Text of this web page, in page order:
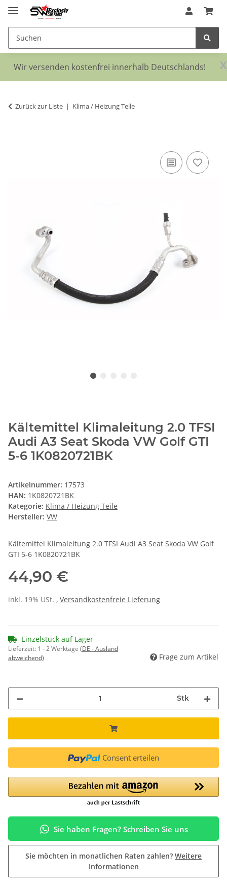
x
Wir versenden kostenfrei innerhalb Deutschlands!
Zurück zur Liste Klima / Heizung Teile
Kältemittel Klimaleitung 2.0 TFSI
Audi A3 Seat Skoda VW Golf GTI
5-6 1K0820721BK
Artikelnummer: 17573
HAN: 1K0820721BK
Kategorie: Klima / Heizung Teile
Hersteller: VW
Kältemittel Klimaleitung 2.0 TFSI Audi A3 Seat Skoda VW Golf
GTI 5-6 1K0820721BK
44,90 €
inkl. 19% USt. , Versandkostenfreie Lieferung
Einzelstück auf Lager
Lieferzeit: 1 - 2 Werktage (DE - Ausland
abweichend)
Frage zum Artikel
Stk
Consent erteilen
Sie haben Fragen? Schreiben Sie uns
Sie möchten in monatlichen Raten zahlen? Weitere
Informationen